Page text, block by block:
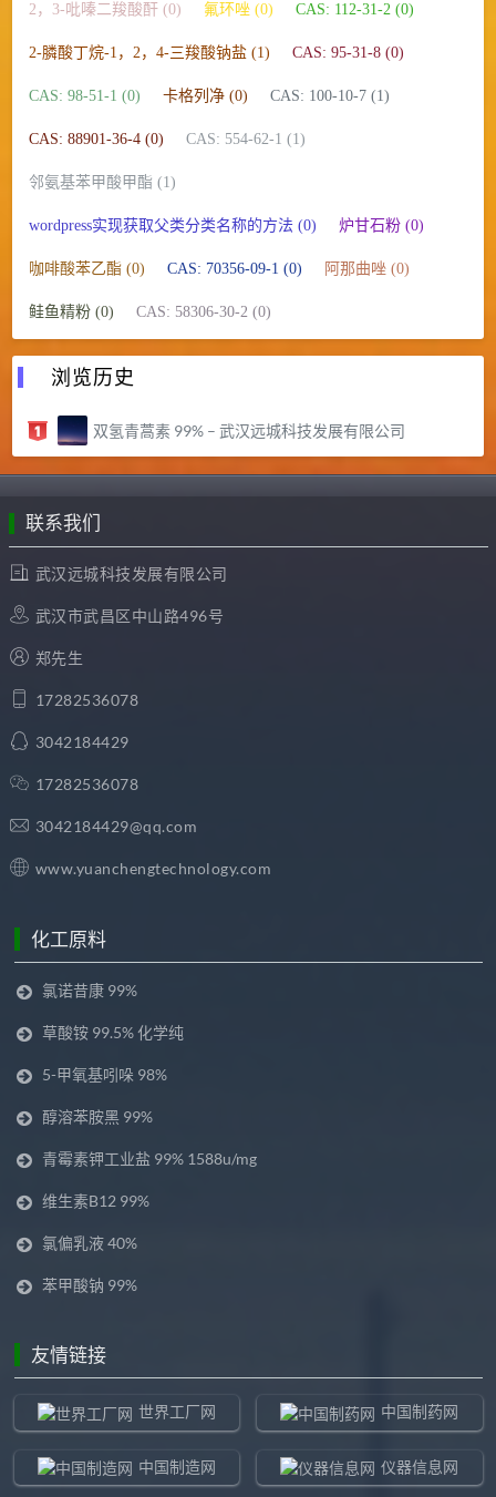
2，3-吡嗪二羧酸酐 (0) 氟环唑 (0) CAS: 112-31-2 (0)
2-膦酸丁烷-1，2，4-三羧酸钠盐 (1) CAS: 95-31-8 (0)
CAS: 98-51-1 (0) 卡格列净 (0) CAS: 100-10-7 (1)
CAS: 88901-36-4 (0) CAS: 554-62-1 (1)
邻氨基苯甲酸甲酯 (1)
wordpress实现获取父类分类名称的方法 (0) 炉甘石粉 (0)
咖啡酸苯乙酯 (0) CAS: 70356-09-1 (0) 阿那曲唑 (0)
鲑鱼精粉 (0) CAS: 58306-30-2 (0)
浏览历史
双氢青蒿素 99% – 武汉远城科技发展有限公司
联系我们
武汉远城科技发展有限公司
武汉市武昌区中山路496号
郑先生
17282536078
3042184429
17282536078
3042184429@qq.com
www.yuanchengtechnology.com
化工原料
氯诺昔康 99%
草酸铵 99.5% 化学纯
5-甲氧基吲哚 98%
醇溶苯胺黑 99%
青霉素钾工业盐 99% 1588u/mg
维生素B12 99%
氯偏乳液 40%
苯甲酸钠 99%
友情链接
世界工厂网 中国制药网
中国制造网 仪器信息网